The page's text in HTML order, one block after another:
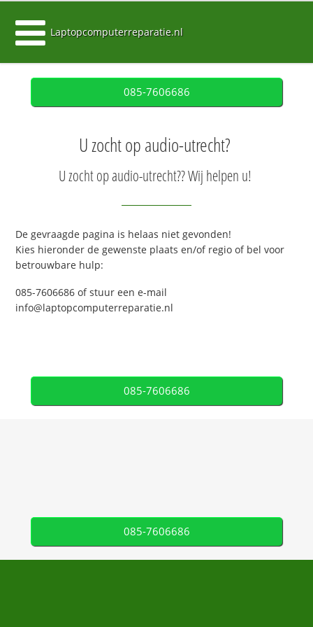
Laptopcomputerreparatie.nl
085-7606686
U zocht op audio-utrecht?
U zocht op audio-utrecht?? Wij helpen u!
De gevraagde pagina is helaas niet gevonden!
Kies hieronder de gewenste plaats en/of regio of bel voor
betrouwbare hulp:
085-7606686 of stuur een e-mail
info@laptopcomputerreparatie.nl
085-7606686
085-7606686